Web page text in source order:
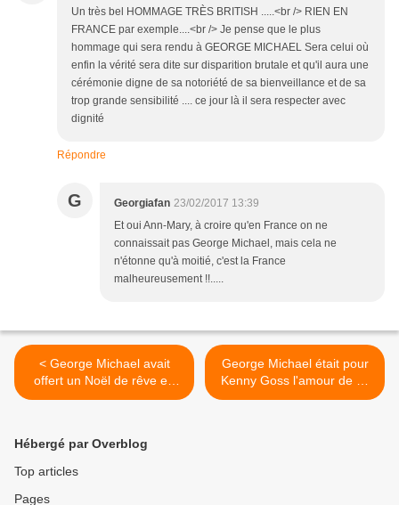
Un très bel HOMMAGE TRÈS BRITISH .....<br /> RIEN EN
FRANCE par exemple....<br /> Je pense que le plus
hommage qui sera rendu à GEORGE MICHAEL Sera celui où
enfin la vérité sera dite sur disparition brutale et qu'il aura une
cérémonie digne de sa notoriété de sa bienveillance et de sa
trop grande sensibilité .... ce jour là il sera respecter avec
dignité
Répondre
G Georgiafan 23/02/2017 13:39
Et oui Ann-Mary, à croire qu'en France on ne
connaissait pas George Michael, mais cela ne
n'étonne qu'à moitié, c'est la France
malheureusement !!.....
< George Michael avait
offert un Noël de rêve en
Laponie !!
George Michael était pour
Kenny Goss l'amour de sa
vie !! >
Hébergé par Overblog
Top articles
Pages